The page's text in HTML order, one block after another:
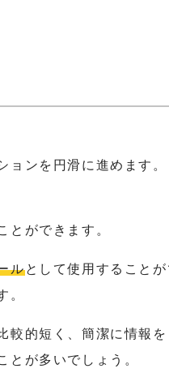
ンを円滑に進めます。
とができます。
ルとして使用すること
。
較的短く、簡潔に情報
とが多いでしょう。